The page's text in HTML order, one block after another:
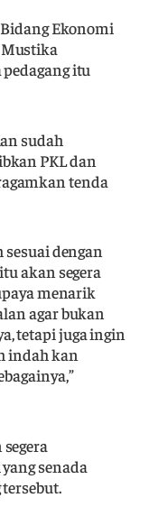
Ekonomi
itu
sudah
PKL dan
tenda
dengan
akan segera
menarik
agar bukan
tetapi juga ingin
indah kan
senada